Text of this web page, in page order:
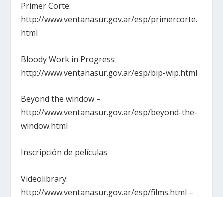
Primer Corte:
http://www.ventanasur.gov.ar/esp/primercorte.
html
Bloody Work in Progress:
http://www.ventanasur.gov.ar/esp/bip-wip.html
Beyond the window –
http://www.ventanasur.gov.ar/esp/beyond-the-
window.html
Inscripción de películas
Videolibrary:
http://www.ventanasur.gov.ar/esp/films.html –